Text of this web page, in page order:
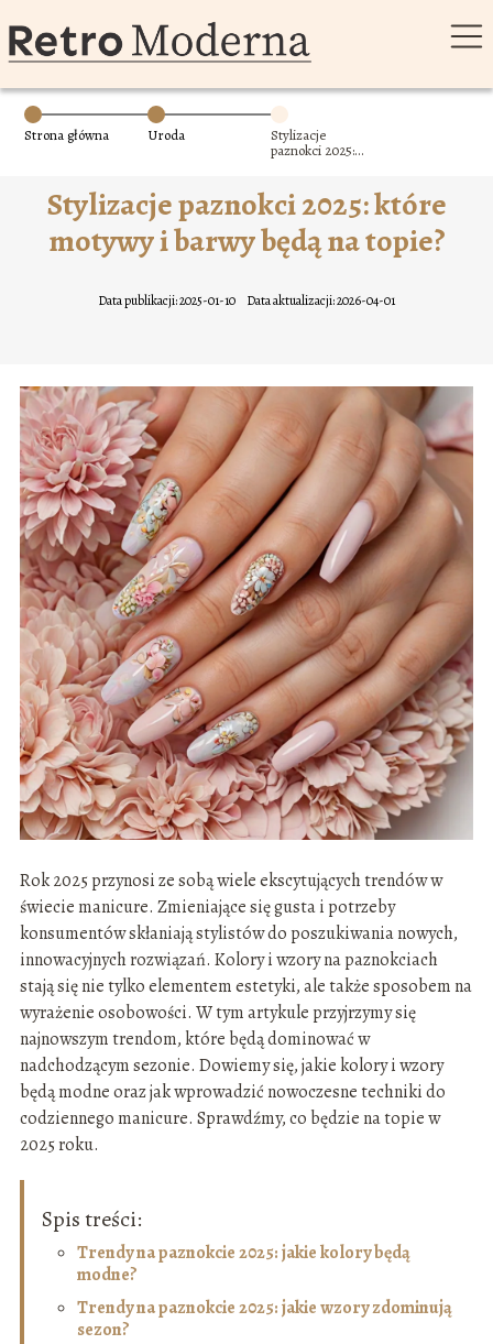
Strona główna Uroda
Stylizacje
paznokci 2025:
topie?
Stylizacje paznokci 2025: które
motywy i barwy będą na topie?
Data publikacji: 2025-01-10 Data aktualizacji: 2026-04-01
Rok 2025 przynosi ze sobą wiele ekscytujących trendów w
świecie manicure. Zmieniające się gusta i potrzeby
konsumentów skłaniają stylistów do poszukiwania nowych,
innowacyjnych rozwiązań. Kolory i wzory na paznokciach
stają się nie tylko elementem estetyki, ale także sposobem na
wyrażenie osobowości. W tym artykule przyjrzymy się
najnowszym trendom, które będą dominować w
nadchodzącym sezonie. Dowiemy się, jakie kolory i wzory
będą modne oraz jak wprowadzić nowoczesne techniki do
codziennego manicure. Sprawdźmy, co będzie na topie w
2025 roku.
Spis treści:
Trendy na paznokcie 2025: jakie kolory będą
modne?
Trendy na paznokcie 2025: jakie wzory zdominują
sezon?